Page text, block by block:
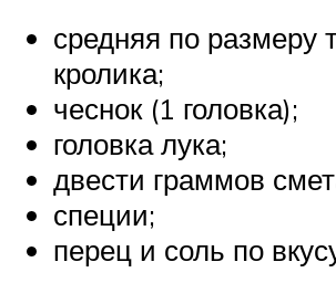
средняя по размеру
кролика;
чеснок (1 головка);
головка лука;
двести граммов
специи;
перец и соль по